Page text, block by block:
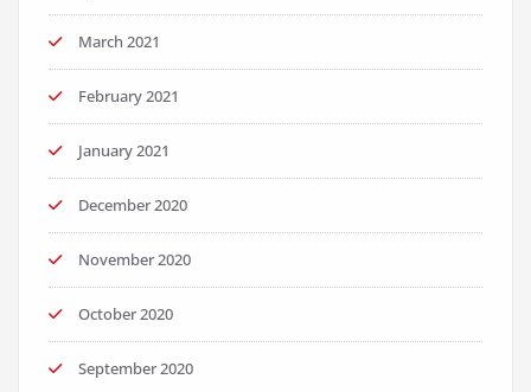
March 2021
February 2021
January 2021
December 2020
November 2020
October 2020
September 2020